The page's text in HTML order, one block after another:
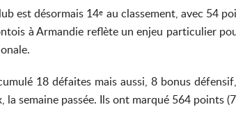
est désormais 14e au classement, avec 54
à Armandie reflète un enjeu particulier
18 défaites mais aussi, 8 bonus
la semaine passée. Ils ont marqué 564